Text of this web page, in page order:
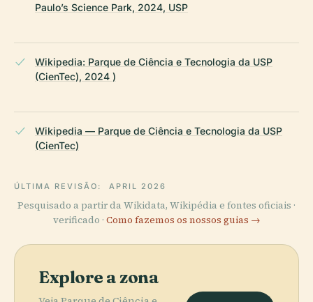
Paulo’s Science Park, 2024, USP
Wikipedia: Parque de Ciência e Tecnologia da USP
(CienTec), 2024 )
Wikipedia — Parque de Ciência e Tecnologia da USP
(CienTec)
ÚLTIMA REVISÃO: APRIL 2026
Pesquisado a partir da Wikidata, Wikipédia e fontes oficiais ·
verificado · Como fazemos os nossos guias →
Explore a zona